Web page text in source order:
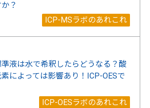
？
ICP-MSラボのあれこれ
液は水で希釈したらどうなる？酸
によっては影響あり！ICP-OESで
ICP-OESラボのあれこれ